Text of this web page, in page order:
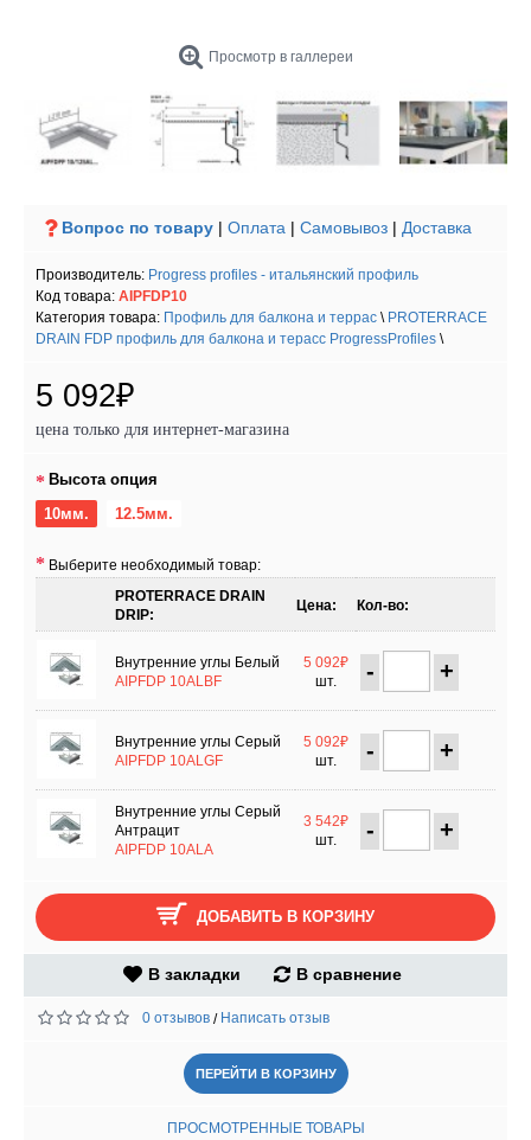
Просмотр в галлереи
Вопрос по товару | Оплата | Самовывоз | Доставка
Производитель: Progress profiles - итальянский профиль
Код товара: AIPFDP10
Категория товара: Профиль для балкона и террас \ PROTERRACE
DRAIN FDP профиль для балкона и терасс ProgressProfiles \
5 092₽
цена только для интернет-магазина
Высота опция
10мм.
12.5мм.
Выберите необходимый товар:
PROTERRACE DRAIN
DRIP:
Цена: Кол-во:
Внутренние углы Белый
AIPFDP 10ALBF
5 092₽
шт.
- +
Внутренние углы Серый
AIPFDP 10ALGF
5 092₽
шт.
- +
Внутренние углы Серый
Антрацит
AIPFDP 10ALA
3 542₽
шт.
- +
ДОБАВИТЬ В КОРЗИНУ
В закладки В сравнение
0 отзывов / Написать отзыв
ПЕРЕЙТИ В КОРЗИНУ
ПРОСМОТРЕННЫЕ ТОВАРЫ